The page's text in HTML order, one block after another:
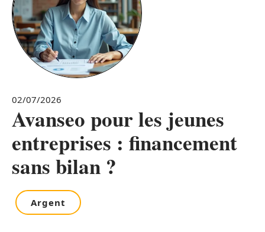
02/07/2026
Avanseo pour les jeunes
entreprises : financement
sans bilan ?
Argent